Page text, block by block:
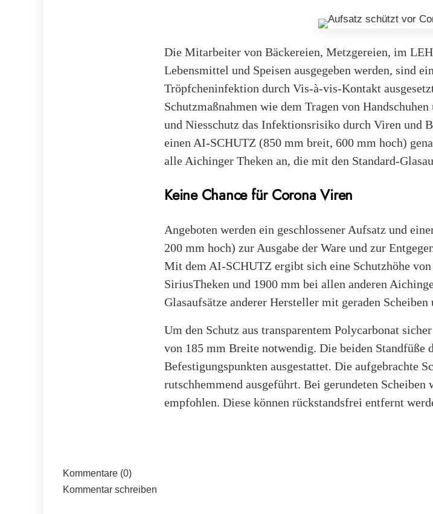
Die Mitarbeiter von Bäckereien, Metzgereien, im
Lebensmittel und Speisen ausgegeben werden, sind
Tröpfcheninfektion durch Vis-à-vis-Kontakt
Schutzmaßnahmen wie dem Tragen von
und Niesschutz das Infektionsrisiko durch Viren und
einen AI-SCHUTZ (850 mm breit, 600 mm hoch)
alle Aichinger Theken an, die mit den Standard-
Keine Chance für Corona Viren
Angeboten werden ein geschlossener Aufsatz und
200 mm hoch) zur Ausgabe der Ware und zur
Mit dem AI-SCHUTZ ergibt sich eine Schutzhöhe
SiriusTheken und 1900 mm bei allen anderen
Glasaufsätze anderer Hersteller mit geraden
Um den Schutz aus transparentem Polycarbonat
von 185 mm Breite notwendig. Die beiden
Befestigungspunkten ausgestattet. Die aufgebrachte
rutschhemmend ausgeführt. Bei gerundeten
empfohlen. Diese können rückstandsfrei entfernt
Kommentare (0)
Kommentar schreiben